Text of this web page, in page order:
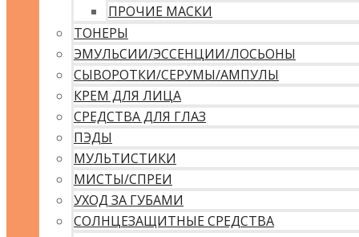
ПРОЧИЕ МАСКИ
ТОНЕРЫ
ЭМУЛЬСИИ/ЭССЕНЦИИ/ЛОСЬОНЫ
СЫВОРОТКИ/СЕРУМЫ/АМПУЛЫ
КРЕМ ДЛЯ ЛИЦА
СРЕДСТВА ДЛЯ ГЛАЗ
ПЭДЫ
МУЛЬТИСТИКИ
МИСТЫ/СПРЕИ
УХОД ЗА ГУБАМИ
СОЛНЦЕЗАЩИТНЫЕ СРЕДСТВА